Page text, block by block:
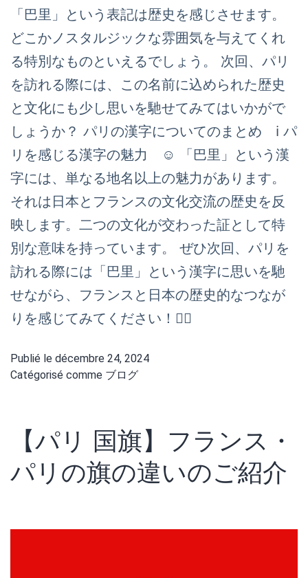
「巴里」という表記は歴史を感じさせます。
どこかノスタルジックな雰囲気を与えてくれ
る特別なものといえるでしょう。 次回、パリ
を訪れる際には、この名前に込められた歴史
と文化にも少し思いを馳せてみてはいかがで
しょうか？ パリの漢字についてのまとめ ℹ️ パ
リを感じる漢字の魅力 ☺️ 「巴里」という漢
字には、単なる地名以上の魅力があります。
それは日本とフランスの文化交流の歴史を反
映します。二つの文化が交わった証として特
別な意味を持っています。 ぜひ次回、パリを
訪れる際には「巴里」という漢字に思いを馳
せながら、フランスと日本の歴史的なつなが
りを感じてみてください！🙆‍♀️
Publié le décembre 24, 2024
Catégorisé comme ブログ
【パリ 国旗】フランス・
パリの旗の違いのご紹介